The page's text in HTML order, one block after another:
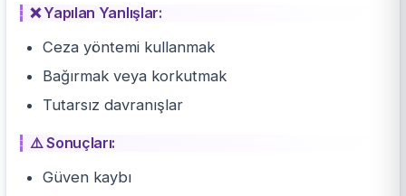
❌ Yapılan Yanlışlar:
Ceza yöntemi kullanmak
Bağırmak veya korkutmak
Tutarsız davranışlar
⚠️ Sonuçları:
Güven kaybı